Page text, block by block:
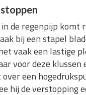
de regenpijp komt
bij een stapel
vaak een lastige
voor deze klussen
over een
hij de verstopping